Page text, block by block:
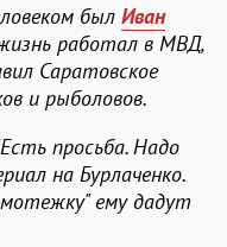
был Иван
работал в МВД,
Саратовское
и рыболовов.
просьба. Надо
на Бурлаченко.
ему дадут